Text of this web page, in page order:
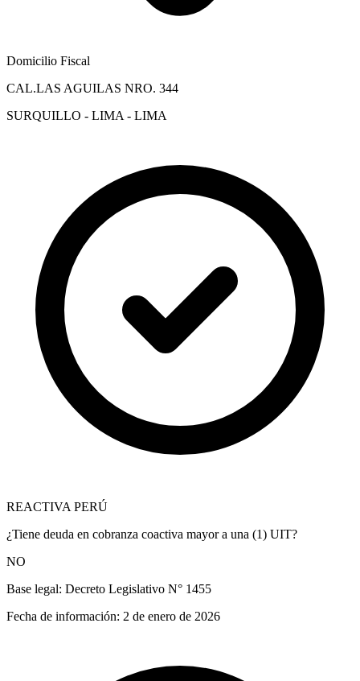
Domicilio Fiscal
CAL.LAS AGUILAS NRO. 344
SURQUILLO - LIMA - LIMA
REACTIVA PERÚ
¿Tiene deuda en cobranza coactiva mayor a una (1) UIT?
NO
Base legal: Decreto Legislativo N° 1455
Fecha de información: 2 de enero de 2026